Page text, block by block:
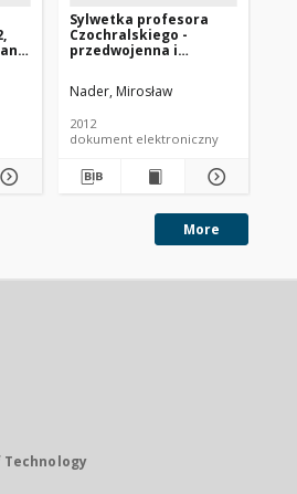
Sylwetka profesora
Czochralskiego -
przedwojenna i
losy powojenne
Nader, Mirosław
2012
dokument elektroniczny
More